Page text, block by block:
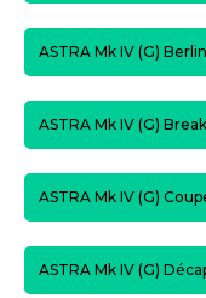
ASTRA Mk IV (G)
ASTRA Mk IV (G)
ASTRA Mk IV (G)
ASTRA Mk IV (G)